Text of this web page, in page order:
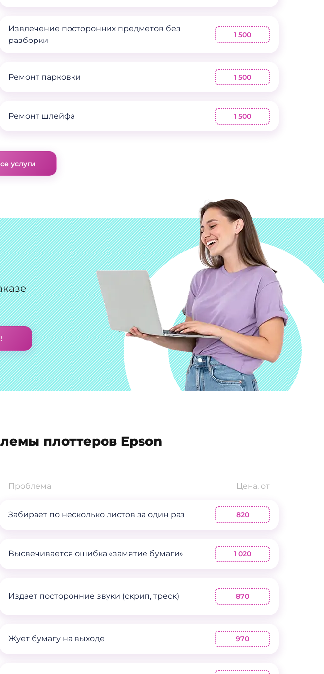
Извлечение посторонних предметов без
разборки
1 500
Ремонт парковки 1 500
Ремонт шлейфа 1 500
услуги
плоттеров Epson
Проблема Цена, от
Забирает по несколько листов за один раз 820
Высвечивается ошибка «замятие бумаги» 1 020
Издает посторонние звуки (скрип, треск) 870
Жует бумагу на выходе 970